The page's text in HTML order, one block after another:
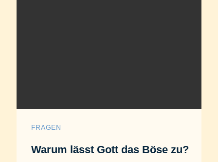
FRAGEN
Warum lässt Gott das Böse zu?